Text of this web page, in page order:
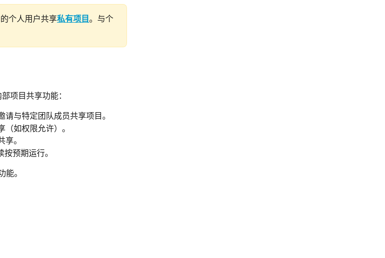
个人用户共享私有项目。与个
项目共享功能：
与特定团队成员共享项目。
如权限允许）。
。
预期运行。
。